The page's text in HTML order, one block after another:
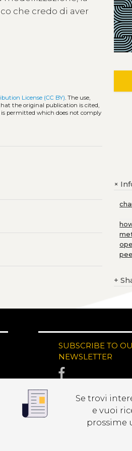
che credo di aver
License (CC BY) . The use,
the original publication is cited,
permitted which does not comply
+
+
SUBSCRIBE TO
NEWSLETTER
Se trovi
e vuoi
prossime